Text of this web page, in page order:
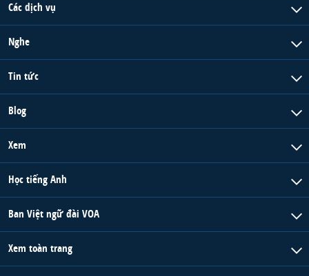
Các dịch vụ
Nghe
Tin tức
Blog
Xem
Học tiếng Anh
Ban Việt ngữ đài VOA
Xem toàn trang